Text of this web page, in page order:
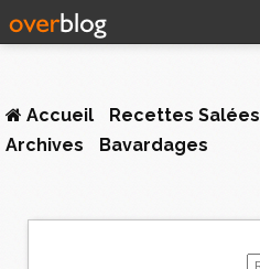
Accueil Recettes Salées
Archives
Bavardages